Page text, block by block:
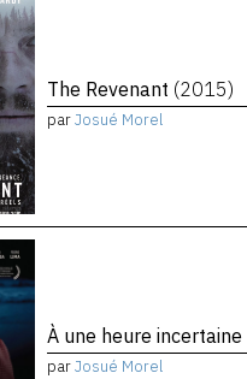
The Revenant (2015)
parJosué Morel
À une heure incertaine
parJosué Morel